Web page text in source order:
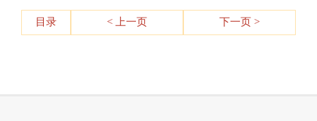
目录 < 上一页 下一页 >